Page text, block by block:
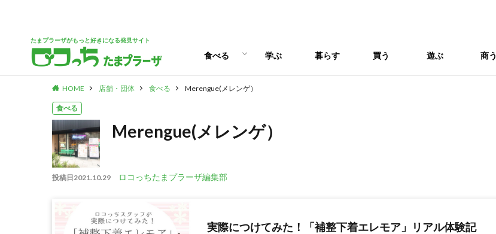
たまプラーザがもっと好きになる発見サイト
食べる
パン
スイーツ
ランチ
カフェ
学ぶ 暮らす 買う 遊ぶ 商う
HOME 店舗・団体 食べる Merengue(メレンゲ）
食べる
Merengue(メレンゲ）
投稿日2021.10.29 ロコっちたまプラーザ編集部
実際につけてみた！「補整下着エレモア」リアル体験記